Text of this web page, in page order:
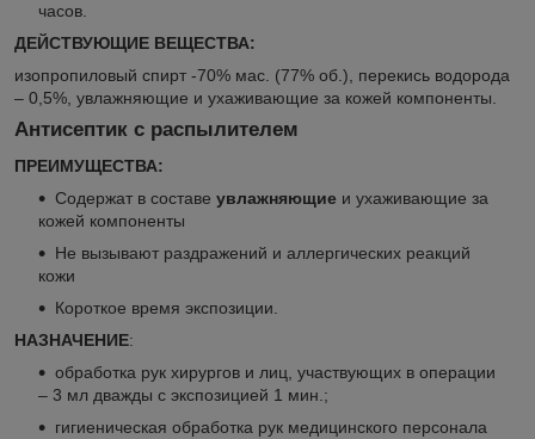
часов.
ДЕЙСТВУЮЩИЕ ВЕЩЕСТВА:
изопропиловый спирт -70% мас. (77% об.), перекись водорода
– 0,5%, увлажняющие и ухаживающие за кожей компоненты.
Антисептик с распылителем
ПРЕИМУЩЕСТВА:
Содержат в составе увлажняющие и ухаживающие за
кожей компоненты
Не вызывают раздражений и аллергических реакций
кожи
Короткое время экспозиции.
НАЗНАЧЕНИЕ:
обработка рук хирургов и лиц, участвующих в операции
– 3 мл дважды с экспозицией 1 мин.;
гигиеническая обработка рук медицинского персонала